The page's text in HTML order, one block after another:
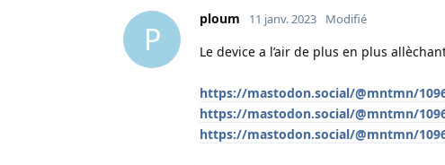
P
ploum 11 janv. 2023 Modifié
Le device a l’air de plus en plus
https://mastodon.social/@mntmn/
https://mastodon.social/@mntmn/
https://mastodon.social/@mntmn/